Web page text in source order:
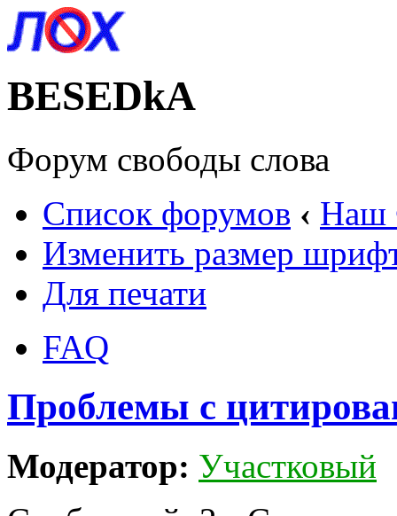
BESEDkA
Форум свободы слова
Список форумов ‹ Наш
Изменить размер
Для печати
FAQ
Проблемы с
Модератор: Участковый